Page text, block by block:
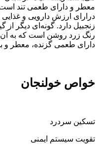
معطر و دارای طعمی تند است
درارای ارزش دارویی و
زنجبیل دارد. گونه‌ای دیگر از
رنگ زرد روشن است که به
دارای طعمی گزنده، معطر و
خواص خولنجان
تسکین سردرد
تقویت سیستم ایمنی